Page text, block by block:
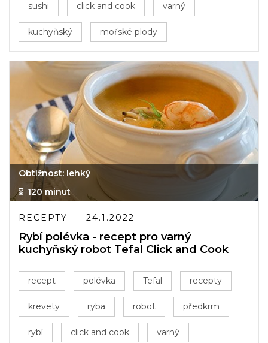
sushi click and cook varný
kuchyňský mořské plody
Obtížnost: lehký
120 minut
RECEPTY 24.1.2022
Rybí polévka - recept pro varný
kuchyňský robot Tefal Click and Cook
recept polévka Tefal recepty
krevety ryba robot předkrm
rybí click and cook varný